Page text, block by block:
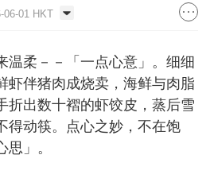
06-01 HKT
柔－－「一点心意」。细细
虾伴猪肉成烧卖，海鲜与肉脂
折出数十褶的虾饺皮，蒸后雪
得动筷。点心之妙，不在饱
」。